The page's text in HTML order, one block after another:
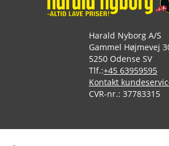
Harald Nyborg A/S
Gammel Højmevej
5250 Odense SV
Tlf.:+45 63959595
Kontakt
CVR-nr.: 37783315